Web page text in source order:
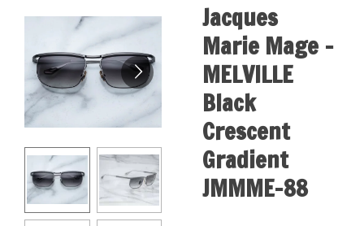
Jacques
Marie Mage -
MELVILLE
Black
Crescent
Gradient
JMMME-88